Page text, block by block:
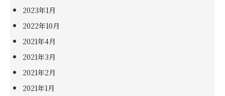
2023年1月
2022年10月
2021年4月
2021年3月
2021年2月
2021年1月